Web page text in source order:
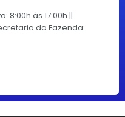
8:00h às 17:00h ||
da Fazenda: